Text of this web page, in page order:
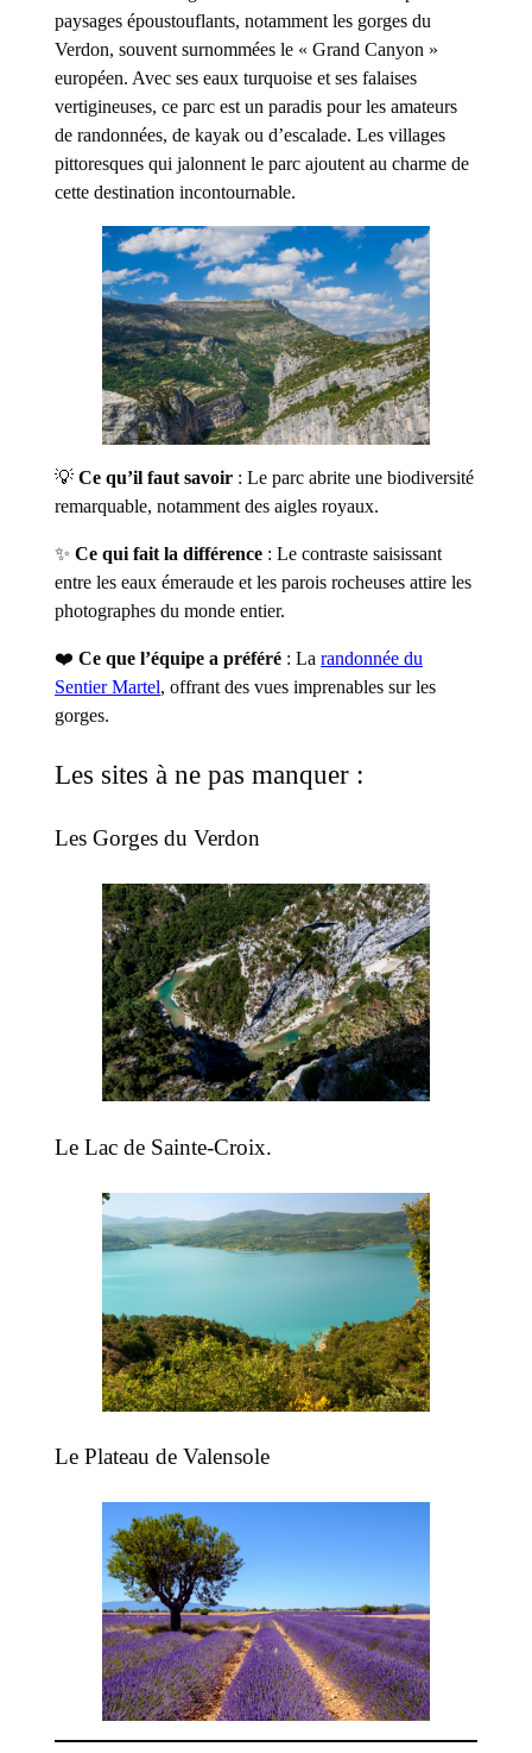
paysages époustouflants, notamment les gorges du
Verdon, souvent surnommées le « Grand Canyon »
européen. Avec ses eaux turquoise et ses falaises
vertigineuses, ce parc est un paradis pour les amateurs
de randonnées, de kayak ou d’escalade. Les villages
pittoresques qui jalonnent le parc ajoutent au charme de
cette destination incontournable.
💡Ce qu’il faut savoir : Le parc abrite une biodiversité
remarquable, notamment des aigles royaux.
✨Ce qui fait la différence : Le contraste saisissant
entre les eaux émeraude et les parois rocheuses attire les
photographes du monde entier.
❤️Ce que l’équipe a préféré : Larandonnée du
Sentier Martel, offrant des vues imprenables sur les
gorges.
Les sites à ne pas manquer :
Les Gorges du Verdon
Le Lac de Sainte-Croix.
Le Plateau de Valensole